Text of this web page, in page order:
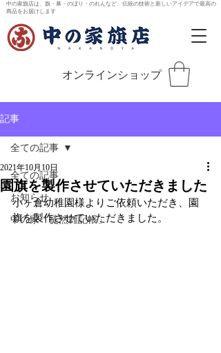
中の家旗店は、旗・幕・のぼり・のれんなど、伝統の技術と新しいアイデアで最高の
商品をお届けします
オンラインショップ
記事
全ての記事
お知らせ
中の家「徒然雑記帳」
全ての記事
園旗を製作させていただきました
2021年10月10日
小ヶ倉幼稚園様よりご依頼いただき、園
旗を製作させていただきました。